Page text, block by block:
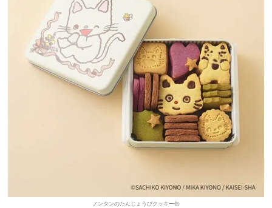
ノンタンのたんじょうびクッキー缶